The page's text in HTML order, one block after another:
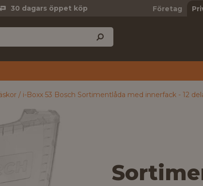
30 dagars öppet köp Företag
i-Boxx 53 Bosch Sortimentlåda med innerfack - 12